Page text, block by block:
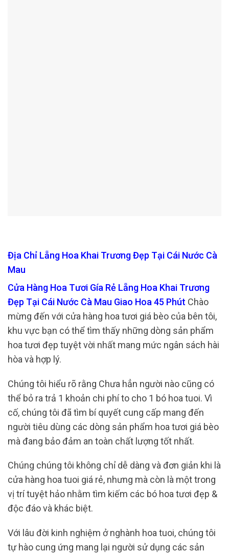
Địa Chỉ Lẵng Hoa Khai Trương Đẹp Tại Cái Nước Cà
Mau
Cửa Hàng Hoa Tươi Gía Rẻ Lẵng Hoa Khai Trương
Đẹp Tại Cái Nước Cà Mau Giao Hoa 45 Phút Chào
mừng đến với cửa hàng hoa tươi giá bèo của bên tôi,
khu vực bạn có thể tìm thấy những dòng sản phẩm
hoa tươi đẹp tuyệt vời nhất mang mức ngân sách hài
hòa và hợp lý.
Chúng tôi hiểu rõ rằng Chưa hẳn người nào cũng có
thể bỏ ra trả 1 khoản chi phí to cho 1 bó hoa tuoi. Vì
cố, chúng tôi đã tìm bí quyết cung cấp mang đến
người tiêu dùng các dòng sản phẩm hoa tươi giá bèo
mà đang bảo đảm an toàn chất lượng tốt nhất.
Chúng chúng tôi không chỉ dễ dàng và đơn giản khi là
cửa hàng hoa tuoi giá rẻ, nhưng mà còn là một trong
vị trí tuyệt hảo nhằm tìm kiếm các bó hoa tươi đẹp &
độc đáo và khác biệt.
Với lâu đời kinh nghiệm ở nghành hoa tuoi, chúng tôi
tự hào cung ứng mang lại người sử dụng các sản